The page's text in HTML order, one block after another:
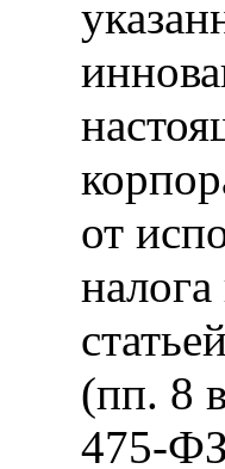
от
(пп. 8
475-